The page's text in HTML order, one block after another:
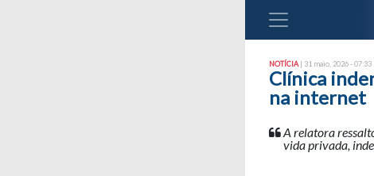
NOTÍCIA | 31 maio, 2026 - 07:33
Clínica
na internet
A relatora
vida privada,